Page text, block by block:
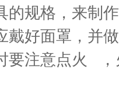
的规格，来制
戴好面罩，并
要注意点火